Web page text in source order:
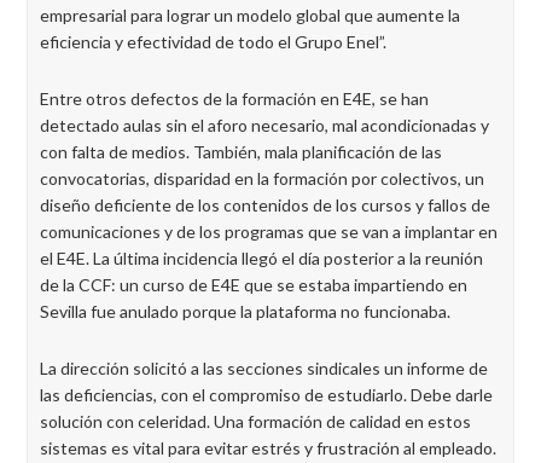
empresarial para lograr un modelo global que aumente la
eficiencia y efectividad de todo el Grupo Enel”.
Entre otros defectos de la formación en E4E, se han
detectado aulas sin el aforo necesario, mal acondicionadas y
con falta de medios. También, mala planificación de las
convocatorias, disparidad en la formación por colectivos, un
diseño deficiente de los contenidos de los cursos y fallos de
comunicaciones y de los programas que se van a implantar en
el E4E. La última incidencia llegó el día posterior a la reunión
de la CCF: un curso de E4E que se estaba impartiendo en
Sevilla fue anulado porque la plataforma no funcionaba.
La dirección solicitó a las secciones sindicales un informe de
las deficiencias, con el compromiso de estudiarlo. Debe darle
solución con celeridad. Una formación de calidad en estos
sistemas es vital para evitar estrés y frustración al empleado.